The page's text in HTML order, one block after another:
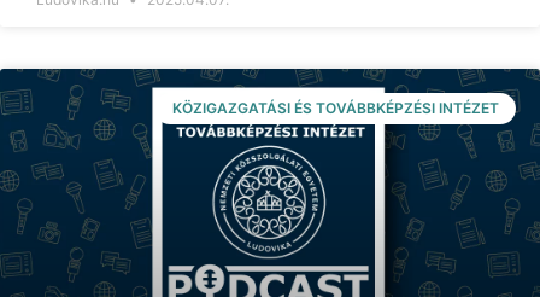
KÖZIGAZGATÁSI ÉS TOVÁBBKÉPZÉSI INTÉZET